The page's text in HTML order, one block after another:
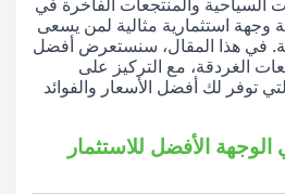
السياحية والمنتجعات الفاخرة في
وجهة استثمارية مثالية لمن يسعى
في هذا المقال، سنستعرض أفضل
الغردقة، مع التركيز على
توفر لك أفضل الأسعار والفوائد
الوجهة الأفضل للاستثمار